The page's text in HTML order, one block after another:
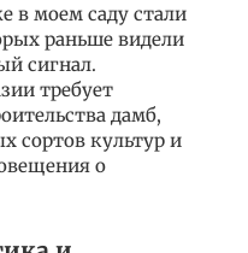
в моем саду стали
раньше видели
сигнал.
требует
дамб,
сортов культур и
о